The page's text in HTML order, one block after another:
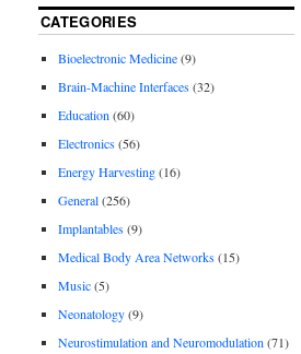
CATEGORIES
Bioelectronic Medicine(9)
Brain-Machine Interfaces(32)
Education (60)
Electronics(56)
Energy Harvesting(16)
General(256)
Implantables(9)
Medical Body Area Networks(15)
Music(5)
Neonatology(9)
Neurostimulation and Neuromodulation (71)